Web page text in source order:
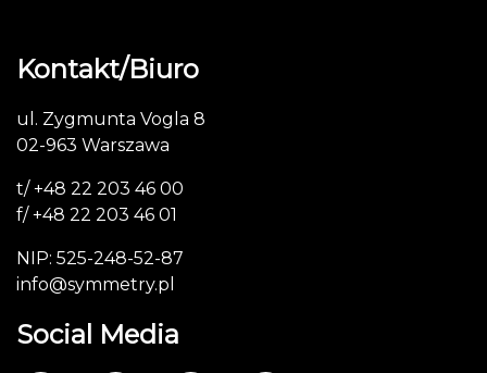
Kontakt/Biuro
ul. Zygmunta Vogla 8
02-963 Warszawa
t/ +48 22 203 46 00
f/ +48 22 203 46 01
NIP: 525-248-52-87
info@symmetry.pl
Social Media